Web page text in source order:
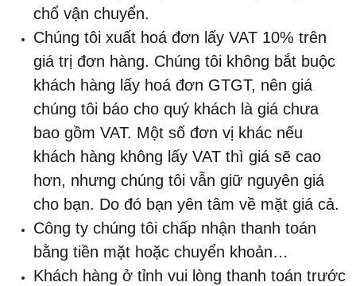
chổ vận chuyển.
Chúng tôi xuất hoá đơn lấy VAT 10% trên
giá trị đơn hàng. Chúng tôi không bắt buộc
khách hàng lấy hoá đơn GTGT, nên giá
chúng tôi báo cho quý khách là giá chưa
bao gồm VAT. Một số đơn vị khác nếu
khách hàng không lấy VAT thì giá sẽ cao
hơn, nhưng chúng tôi vẫn giữ nguyên giá
cho bạn. Do đó bạn yên tâm về mặt giá cả.
Công ty chúng tôi chấp nhận thanh toán
bằng tiền mặt hoặc chuyển khoản…
Khách hàng ở tỉnh vui lòng thanh toán trước